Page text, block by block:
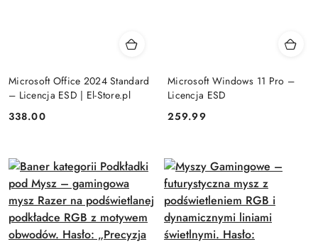
Microsoft Office 2024 Standard
– Licencja ESD | El-Store.pl
Cena:
338.00
Microsoft Windows 11 Pro –
Licencja ESD
Cena:
259.99